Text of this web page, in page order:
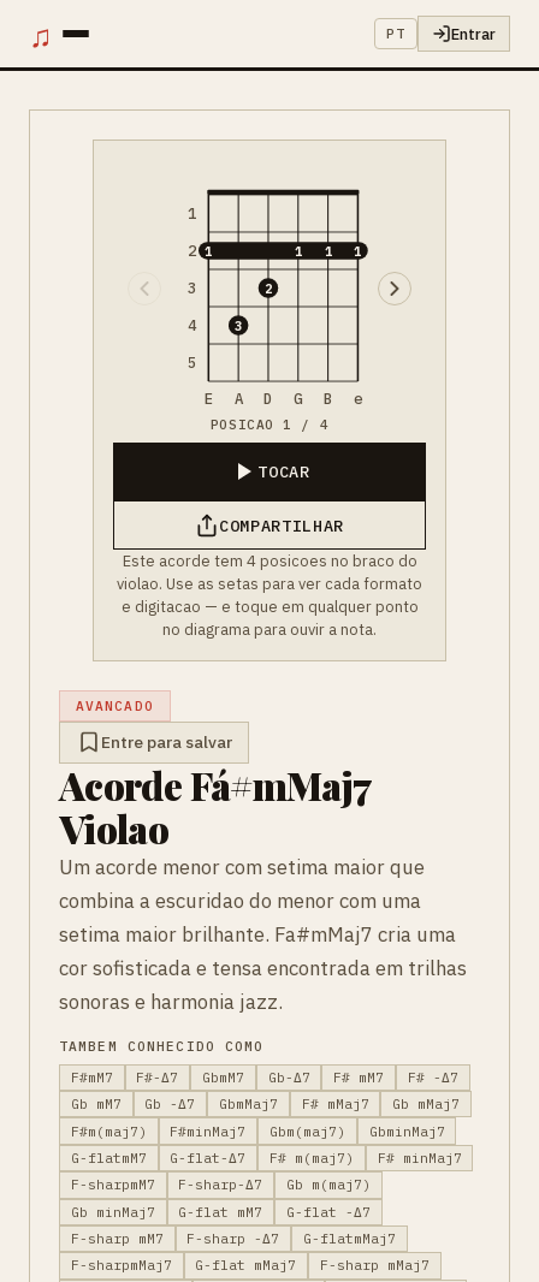
♫ PT Entrar
1
2
3
4
5
1
3
2
1 1 1
E A D G B e
POSICAO 1 / 4
TOCAR
COMPARTILHAR
Este acorde tem 4 posicoes no braco do
violao. Use as setas para ver cada formato
e digitacao — e toque em qualquer ponto
no diagrama para ouvir a nota.
AVANCADO
Entre para salvar
Acorde Fá#mMaj7
Violao
Um acorde menor com setima maior que
combina a escuridao do menor com uma
setima maior brilhante. Fa#mMaj7 cria uma
cor sofisticada e tensa encontrada em trilhas
sonoras e harmonia jazz.
TAMBEM CONHECIDO COMO
F#mM7
F#-Δ7 GbmM7 Gb-Δ7 F# mM7
F# -Δ7
Gb mM7
Gb -Δ7 GbmMaj7 F# mMaj7
Gb mMaj7
F#m(maj7)
F#minMaj7 Gbm(maj7)
GbminMaj7
G-flatmM7
G-flat-Δ7 F# m(maj7)
F# minMaj7
F-sharpmM7
F-sharp-Δ7
Gb m(maj7)
Gb minMaj7
G-flat mM7
G-flat -Δ7
F-sharp mM7
F-sharp -Δ7
G-flatmMaj7
F-sharpmMaj7
G-flat mMaj7
F-sharp mMaj7